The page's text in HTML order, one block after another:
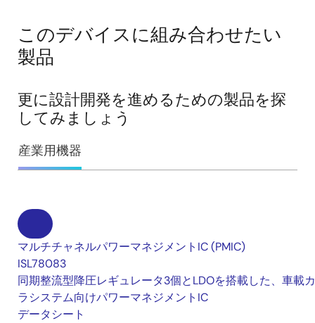
このデバイスに組み合わせたい
製品
更に設計開発を進めるための製品を探
してみましょう
産業用機器
マルチチャネルパワーマネジメントIC (PMIC)
ISL78083
同期整流型降圧レギュレータ3個とLDOを搭載した、車載
ラシステム向けパワーマネジメントIC
データシート